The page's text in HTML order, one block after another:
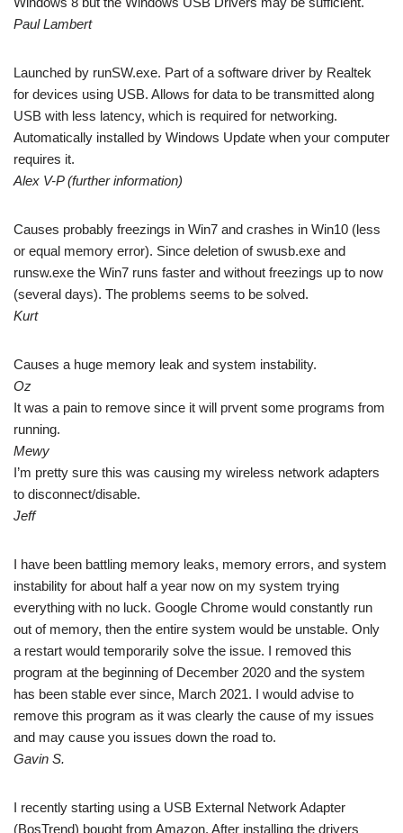
Paul Lambert
Launched by runSW.exe. Part of a software driver by Realtek
for devices using USB. Allows for data to be transmitted along
USB with less latency, which is required for networking.
Automatically installed by Windows Update when your computer
requires it.
Alex V-P (further information)
Causes probably freezings in Win7 and crashes in Win10 (less
or equal memory error). Since deletion of swusb.exe and
runsw.exe the Win7 runs faster and without freezings up to now
(several days). The problems seems to be solved.
Kurt
Causes a huge memory leak and system instability.
Oz
It was a pain to remove since it will prvent some programs from
running.
Mewy
I’m pretty sure this was causing my wireless network adapters
to disconnect/disable.
Jeff
I have been battling memory leaks, memory errors, and system
instability for about half a year now on my system trying
everything with no luck. Google Chrome would constantly run
out of memory, then the entire system would be unstable. Only
a restart would temporarily solve the issue. I removed this
program at the beginning of December 2020 and the system
has been stable ever since, March 2021. I would advise to
remove this program as it was clearly the cause of my issues
and may cause you issues down the road to.
Gavin S.
I recently starting using a USB External Network Adapter
(BosTrend) bought from Amazon. After installing the drivers